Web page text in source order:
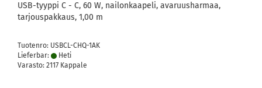
USB-tyyppi C - C, 60 W, nailonkaapeli, avaruusharmaa,
tarjouspakkaus, 1,00 m
Tuotenro: USBCL-CHQ-1AK
Lieferbar:
Heti
Varasto: 2117 Kappale